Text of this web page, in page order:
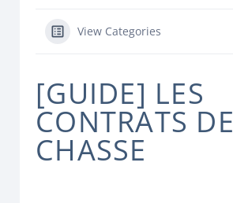
View Categories
[GUIDE] LES
CONTRATS DE
CHASSE